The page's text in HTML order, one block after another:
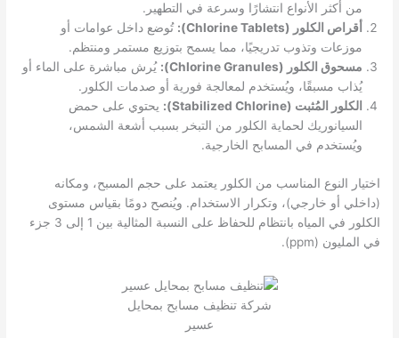
من أكثر الأنواع انتشارًا وسرعة في التطهير.
أقراص الكلور (Chlorine Tablets):
تُوضع داخل عوامات أو
موزعات وتذوب تدريجيًا، مما يسمح بتوزيع مستمر ومنتظم.
مسحوق الكلور (Chlorine Granules):
يُرش مباشرة على الماء أو
يُذاب مسبقًا، ويُستخدم لمعالجة فورية أو صدمات الكلور.
الكلور المُثبت (Stabilized Chlorine):
يحتوي على حمض
السيانوريك لحماية الكلور من التبخر بسبب أشعة الشمس،
ويُستخدم في المسابح الخارجية.
اختيار النوع المناسب من الكلور يعتمد على حجم المسبح، ومكانه
(داخلي أو خارجي)، وتكرار الاستخدام. ويُنصح دومًا بقياس مستوى
الكلور في المياه بانتظام للحفاظ على النسبة المثالية بين 1 إلى 3 جزء
في المليون (ppm).
شركة تنظيف مسابح بمحايل
عسير